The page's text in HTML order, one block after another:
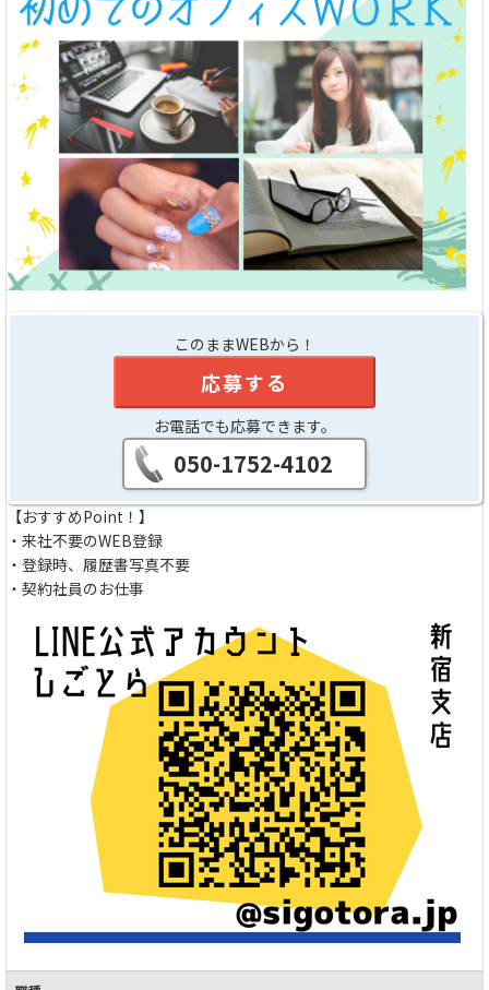
このままWEBから！
応募する
お電話でも応募できます。
050-1752-4102
【おすすめPoint！】
・来社不要のWEB登録
・登録時、履歴書写真不要
・契約社員のお仕事